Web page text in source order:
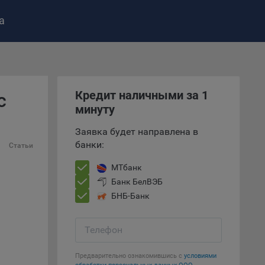
Статьи
Кредит наличными за 1
минуту
Заявка будет направлена в
банки:
МТбанк
Банк БелВЭБ
БНБ-Банк
Телефон
Предварительно ознакомившись с условиями